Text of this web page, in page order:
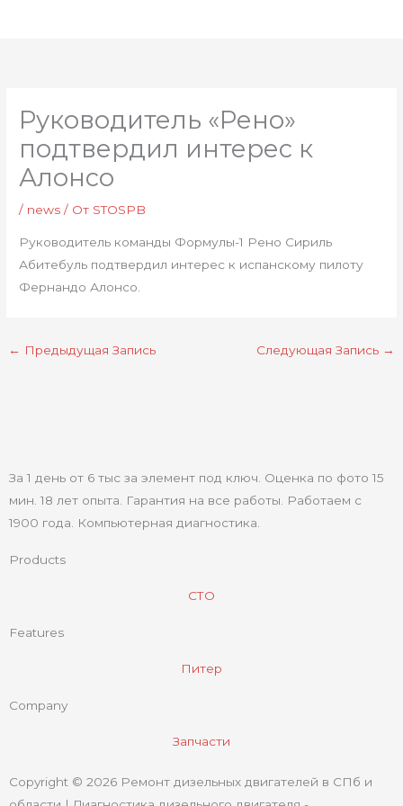
Руководитель «Рено»
подтвердил интерес к
Алонсо
/ news / От STOSPB
Руководитель команды Формулы-1 Рено Сириль
Абитебуль подтвердил интерес к испанскому пилоту
Фернандо Алонсо.
← Предыдущая Запись Следующая Запись →
За 1 день от 6 тыс за элемент под ключ. Оценка по фото 15
мин. 18 лет опыта. Гарантия на все работы. Работаем с
1900 года. Компьютерная диагностика.
Products
СТО
Features
Питер
Company
Запчасти
Copyright © 2026 Ремонт дизельных двигателей в СПб и